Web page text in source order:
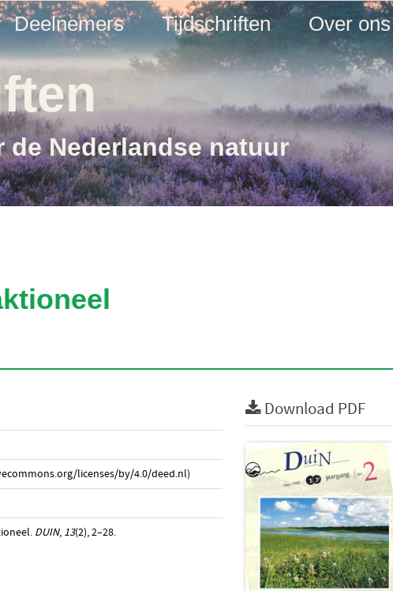
Deelnemers Tijdschriften Over ons
Nederlandse natuur
licenses/by/4.0/deed.nl)
DUIN, 13(2), 2–28.
Download PDF